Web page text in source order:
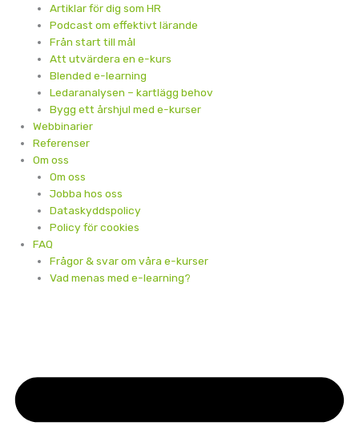
Artiklar för dig som HR
Podcast om effektivt lärande
Från start till mål
Att utvärdera en e-kurs
Blended e-learning
Ledaranalysen – kartlägg behov
Bygg ett årshjul med e-kurser
Webbinarier
Referenser
Om oss
Om oss
Jobba hos oss
Dataskyddspolicy
Policy för cookies
FAQ
Frågor & svar om våra e-kurser
Vad menas med e-learning?